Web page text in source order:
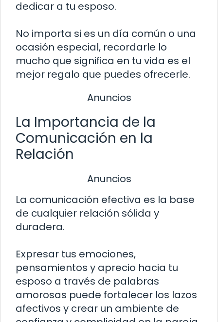
dedicar a tu esposo.
No importa si es un día común o una
ocasión especial, recordarle lo
mucho que significa en tu vida es el
mejor regalo que puedes ofrecerle.
Anuncios
La Importancia de la
Comunicación en la
Relación
Anuncios
La comunicación efectiva es la base
de cualquier relación sólida y
duradera.
Expresar tus emociones,
pensamientos y aprecio hacia tu
esposo a través de palabras
amorosas puede fortalecer los lazos
afectivos y crear un ambiente de